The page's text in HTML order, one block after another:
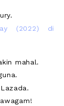
(2022) di
mahal.